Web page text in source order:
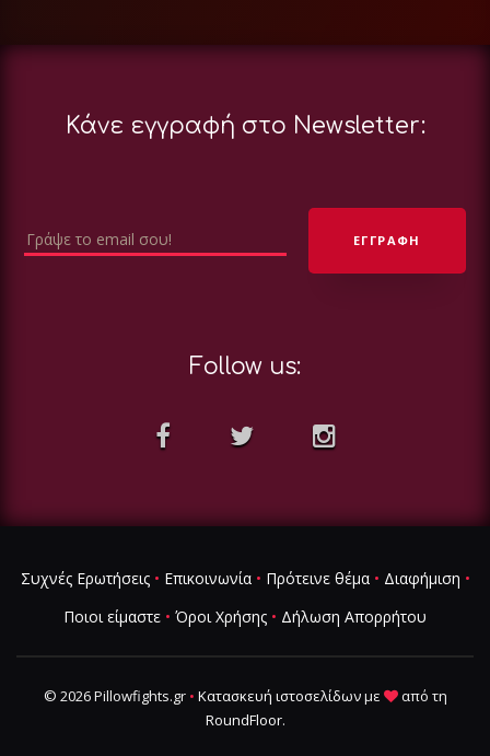
Κάνε εγγραφή στο Newsletter:
Follow us:
Συχνές Ερωτήσεις• Επικοινωνία• Πρότεινε θέμα• Διαφήμιση •
Ποιοι είμαστε • Όροι Χρήσης • Δήλωση Απορρήτου
© 2026 Pillowfights.gr • Κατασκευή ιστοσελίδωνμε
από τη
RoundFloor.